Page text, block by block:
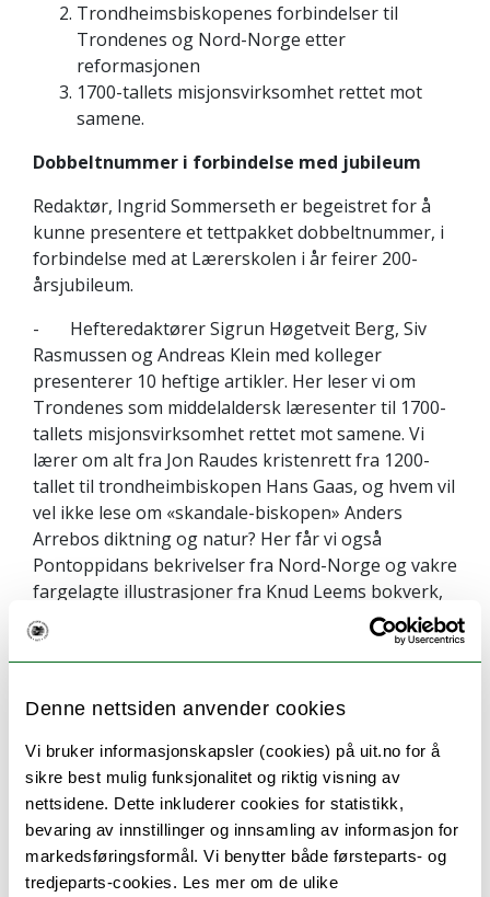
Denne nettsiden anvender cookies
Vi bruker informasjonskapsler (cookies) på uit.no for å
sikre best mulig funksjonalitet og riktig visning av
nettsidene. Dette inkluderer cookies for statistikk,
bevaring av innstillinger og innsamling av informasjon for
markedsføringsformål. Vi benytter både førsteparts- og
tredjeparts-cookies. Les mer om de ulike
Trondheimsbiskopenes forbindelser til
Trondenes og Nord-Norge etter
reformasjonen
1700-tallets misjonsvirksomhet rettet mot
samene.
Dobbeltnummer i forbindelse med jubileum
Redaktør, Ingrid Sommerseth er begeistret for å
kunne presentere et tettpakket dobbeltnummer, i
forbindelse med at Lærerskolen i år feirer 200-
årsjubileum.
- Hefteredaktører Sigrun Høgetveit Berg, Siv
Rasmussen og Andreas Klein med kolleger
presenterer 10 heftige artikler. Her leser vi om
Trondenes som middelaldersk læresenter til 1700-
tallets misjonsvirksomhet rettet mot samene. Vi
lærer om alt fra Jon Raudes kristenrett fra 1200-
tallet til trondheimbiskopen Hans Gaas, og hvem vil
vel ikke lese om «skandale-biskopen» Anders
Arrebos diktning og natur? Her får vi også
Pontoppidans bekrivelser fra Nord-Norge og vakre
fargelagte illustrasjoner fra Knud Leems bokverk,
for å nevne noe, sier hun.